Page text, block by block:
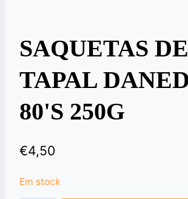
SAQUETAS
TAPAL
80'S 250G
€4,50
Em stock